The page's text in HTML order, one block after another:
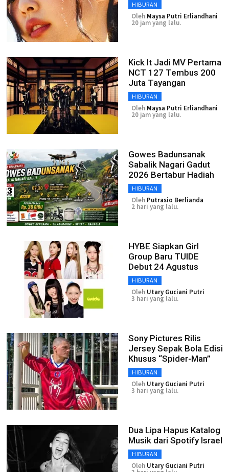
HIBURAN
Oleh Maysa Putri Erliandhani
20 jam yang lalu.
Kick It Jadi MV Pertama
NCT 127 Tembus 200
Juta Tayangan
HIBURAN
Oleh Maysa Putri Erliandhani
20 jam yang lalu.
Gowes Badunsanak
Sabalik Nagari Gadut
2026 Bertabur Hadiah
HIBURAN
Oleh Putrasio Berlianda
2 hari yang lalu.
HYBE Siapkan Girl
Group Baru TUIDE
Debut 24 Agustus
HIBURAN
Oleh Utary Guciani Putri
3 hari yang lalu.
Sony Pictures Rilis
Jersey Sepak Bola Edisi
Khusus “Spider-Man”
HIBURAN
Oleh Utary Guciani Putri
3 hari yang lalu.
Dua Lipa Hapus Katalog
Musik dari Spotify Israel
HIBURAN
Oleh Utary Guciani Putri